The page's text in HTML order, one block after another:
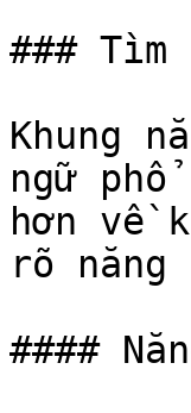
###
Khung
ngữ
hơn về
rõ
####